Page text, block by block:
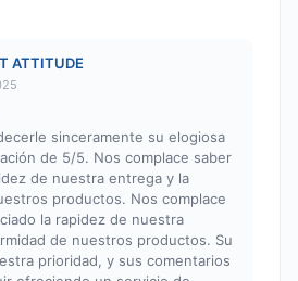
ATTITUDE
sinceramente su elogiosa
de 5/5. Nos complace saber
de nuestra entrega y la
productos. Nos complace
la rapidez de nuestra
de nuestros productos. Su
prioridad, y sus comentarios